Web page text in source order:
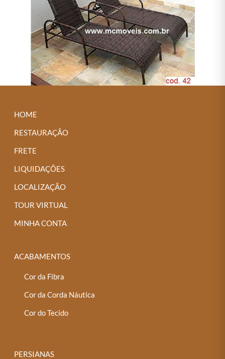
HOME
RESTAURAÇÃO
FRETE
LIQUIDAÇÕES
LOCALIZAÇÃO
TOUR VIRTUAL
MINHA CONTA
ACABAMENTOS
Cor da Fibra
Cor da Corda Náutica
Cor do Tecido
PERSIANAS